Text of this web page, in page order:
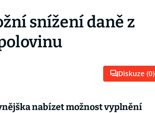
snížení daně z
Diskuze (0)
nabízet možnost vyplnění